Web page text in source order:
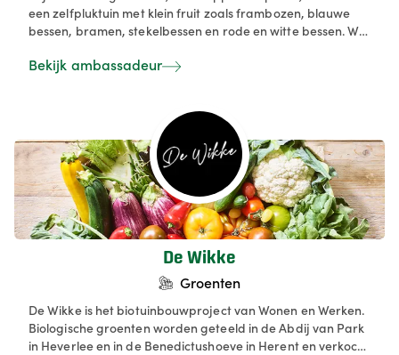
een zelfpluktuin met klein fruit zoals frambozen, blauwe
bessen, bramen, stekelbessen en rode en witte bessen. Wij
ook aan andere (hoeve)winkels en groothandel.
Bekijk ambassadeur
De Wikke
Groenten
De Wikke is het biotuinbouwproject van Wonen en Werken.
Biologische groenten worden geteeld in de Abdij van Park
in Heverlee en in de Benedictushoeve in Herent en verkocht